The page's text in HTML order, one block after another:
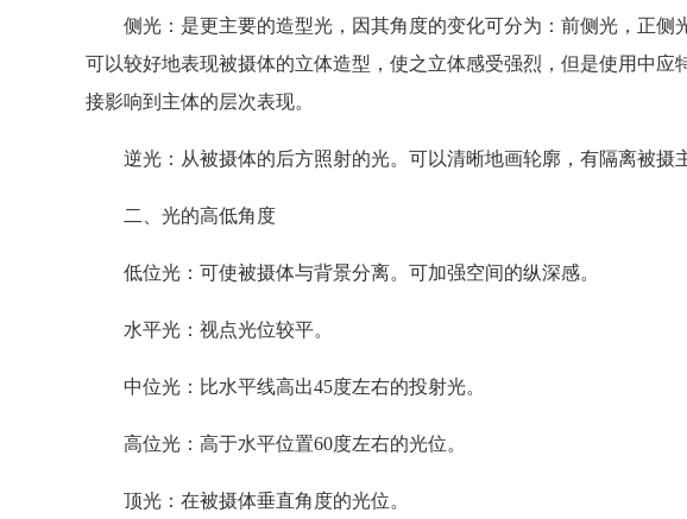
侧光：是更主要的造型光，因其角度的变化可分为：前侧光，正侧
可以较好地表现被摄体的立体造型，使之立体感受强烈，但是使用中应
接影响到主体的层次表现。
逆光：从被摄体的后方照射的光。可以清晰地画轮廓，有隔离被摄
二、光的高低角度
低位光：可使被摄体与背景分离。可加强空间的纵深感。
水平光：视点光位较平。
中位光：比水平线高出45度左右的投射光。
高位光：高于水平位置60度左右的光位。
顶光：在被摄体垂直角度的光位。